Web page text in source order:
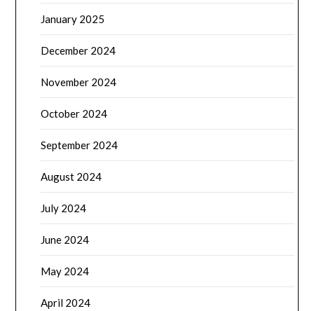
January 2025
December 2024
November 2024
October 2024
September 2024
August 2024
July 2024
June 2024
May 2024
April 2024